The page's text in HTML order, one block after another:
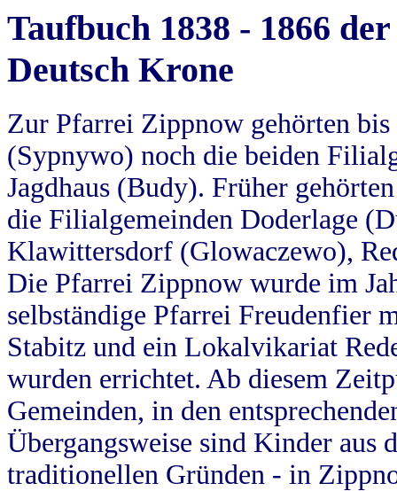
Taufbuch 1838 - 1866
Deutsch Krone
Zur Pfarrei Zippnow gehörten
(Sypnywo) noch die beiden
Jagdhaus (Budy). Früher
die Filialgemeinden Doderlage
Klawittersdorf (Glowaczewo),
Die Pfarrei Zippnow wurde im
selbständige Pfarrei Freudenfier
Stabitz und ein Lokalvikariat
wurden errichtet. Ab diesem
Gemeinden, in den
Übergangsweise sind Kinder aus
traditionellen Gründen - in